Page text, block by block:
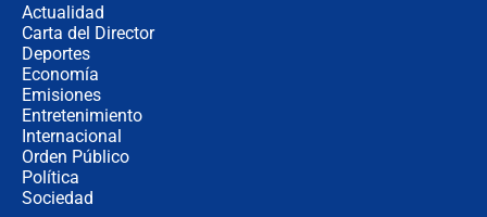
Actualidad
Carta del Director
Deportes
Economía
Emisiones
Entretenimiento
Internacional
Orden Público
Política
Sociedad